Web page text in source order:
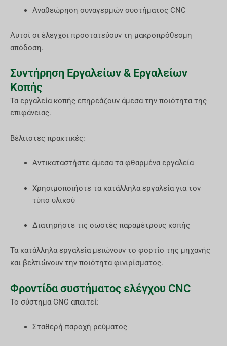
Αναθεώρηση συναγερμών συστήματος CNC
Αυτοί οι έλεγχοι προστατεύουν τη μακροπρόθεσμη
απόδοση.
Συντήρηση Εργαλείων & Εργαλείων
Κοπής
Τα εργαλεία κοπής επηρεάζουν άμεσα την ποιότητα της
επιφάνειας.
Βέλτιστες πρακτικές:
Αντικαταστήστε άμεσα τα φθαρμένα εργαλεία
Χρησιμοποιήστε τα κατάλληλα εργαλεία για τον
τύπο υλικού
Διατηρήστε τις σωστές παραμέτρους κοπής
Τα κατάλληλα εργαλεία μειώνουν το φορτίο της μηχανής
και βελτιώνουν την ποιότητα φινιρίσματος.
Φροντίδα συστήματος ελέγχου CNC
Το σύστημα CNC απαιτεί:
Σταθερή παροχή ρεύματος